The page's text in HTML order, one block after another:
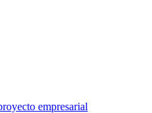
empresarial